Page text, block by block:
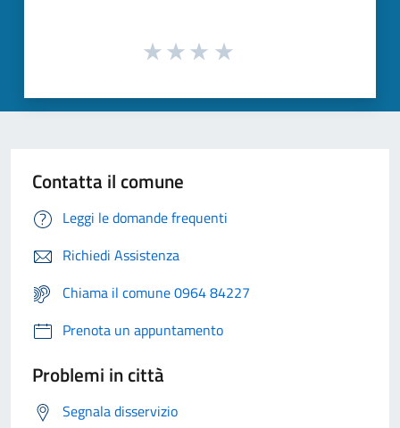
Contatta il comune
Leggi le domande frequenti
Richiedi Assistenza
Chiama il comune 0964 84227
Prenota un appuntamento
Problemi in città
Segnala disservizio